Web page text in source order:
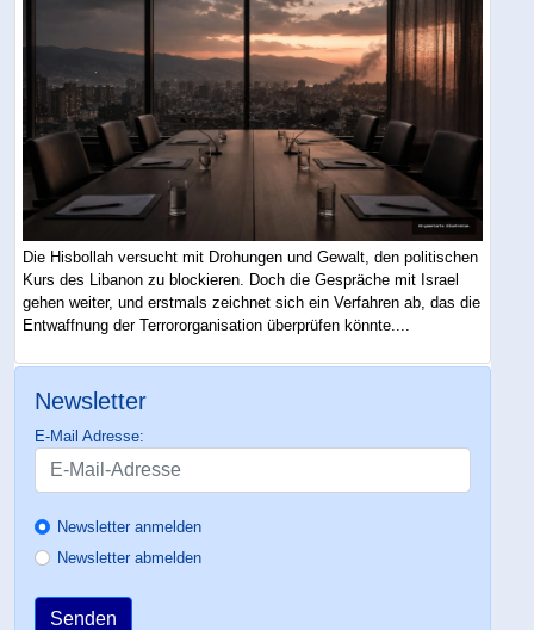
Die Hisbollah versucht mit Drohungen und Gewalt, den politischen
Kurs des Libanon zu blockieren. Doch die Gespräche mit Israel
gehen weiter, und erstmals zeichnet sich ein Verfahren ab, das die
Entwaffnung der Terrororganisation überprüfen könnte....
Newsletter
E-Mail Adresse:
Newsletter anmelden
Newsletter abmelden
Senden